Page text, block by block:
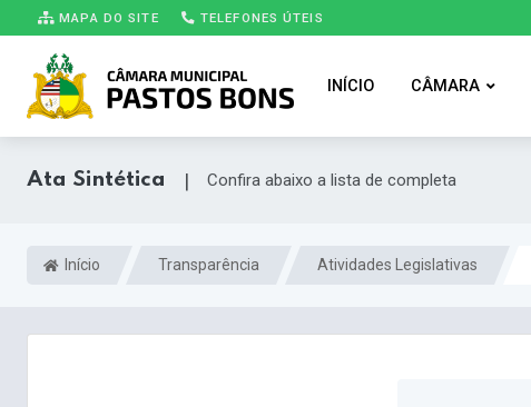
MAPA DO SITE TELEFONES ÚTEIS
INÍCIO CÂMARA
Ata Sintética | Confira abaixo a lista de completa
Início Transparência Atividades Legislativas